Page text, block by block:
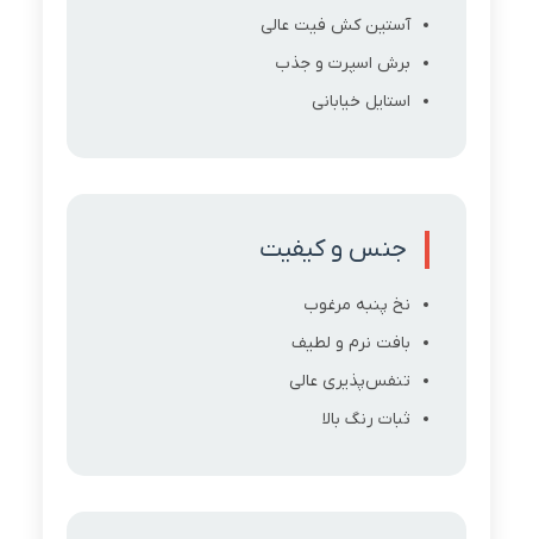
آستین کش فیت عالی
برش اسپرت و جذب
استایل خیابانی
جنس و کیفیت
نخ پنبه مرغوب
بافت نرم و لطیف
تنفس‌پذیری عالی
ثبات رنگ بالا